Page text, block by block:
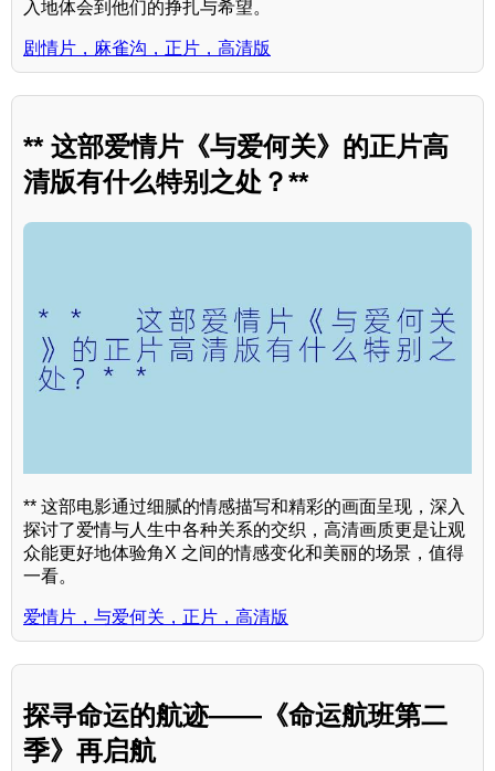
入地体会到他们的挣扎与希望。
剧情片，麻雀沟，正片，高清版
** 这部爱情片《与爱何关》的正片高
清版有什么特别之处？**
** 这部电影通过细腻的情感描写和精彩的画面呈现，深入
探讨了爱情与人生中各种关系的交织，高清画质更是让观
众能更好地体验角X 之间的情感变化和美丽的场景，值得
一看。
爱情片，与爱何关，正片，高清版
探寻命运的航迹——《命运航班第二
季》再启航